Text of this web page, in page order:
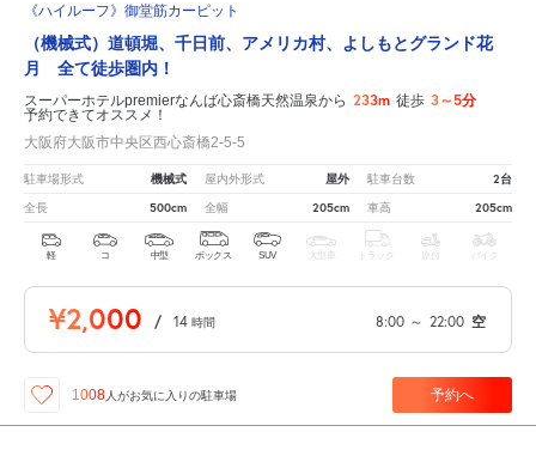
《ハイルーフ》御堂筋カーピット
（機械式）道頓堀、千日前、アメリカ村、よしもとグランド花
月 全て徒歩圏内！
スーパーホテルpremierなんば心斎橋天然温泉から 233m 徒歩 3～5分
予約できてオススメ！
大阪府大阪市中央区西心斎橋2-5-5
駐車場形式 機械式 屋内外形式 屋外 駐車台数 2台
全長 500cm 全幅 205cm 車高 205cm
軽 コ 中型 ボックス SUV 大型車 トラック 原付 バイク
¥2,000 / 14 時間 8:00 ～ 22:00 空
1008 人がお気に入りの駐車場 予約へ